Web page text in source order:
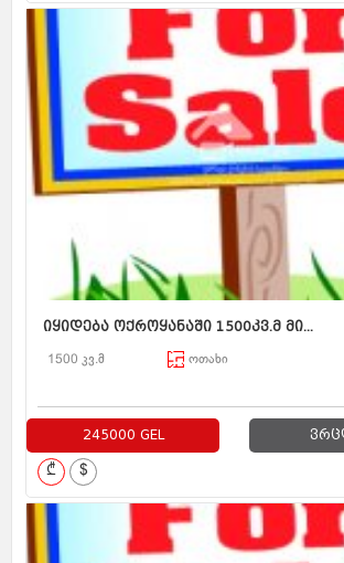
იყიდება ოქროყანაში 1500კვ.მ მი...
1500 კვ.მ ოთახი
245000 GEL
₾ $